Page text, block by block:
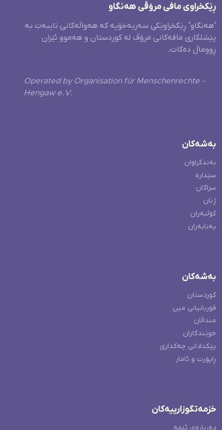
ڕێکخراوی مافی مرۆڤی هەنگاو
"هەنگاو" ڕێکخراوێکی سەربەخۆیە کە هەواڵەکانی تایبەت بە
پێشلکاری مافەکانی مرۆڤ لە کوردستان و هەموو ئێران
ڕووماڵ دەکات.
Operated by Organisation für Menschenrechte -
Hengaw e.V.
بەشەکان
بەندکراوان
سێدارە
سزاکان
ژنان
کۆڵبەران
پەنابەران
بەشەکان
کوردستان
قوربانیانی مین
منداڵان
خوێندکاران
پێکدادانی چەکداری
ڕاپۆرت و ئامار
خزمەتگوزارییەکان
دەربارەی ئێمە